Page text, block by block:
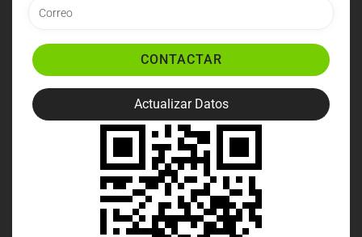
CONTACTAR
Actualizar Datos